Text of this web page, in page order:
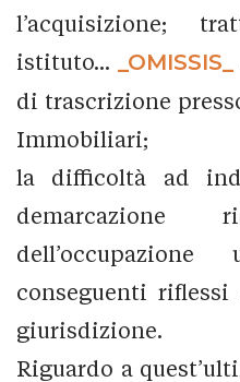
l’acquisizione;
istituto...
_OMISSIS_
di trascrizione
Immobiliari;
la difficoltà ad
demarcazione
conseguenti
giurisdizione.
Riguardo a